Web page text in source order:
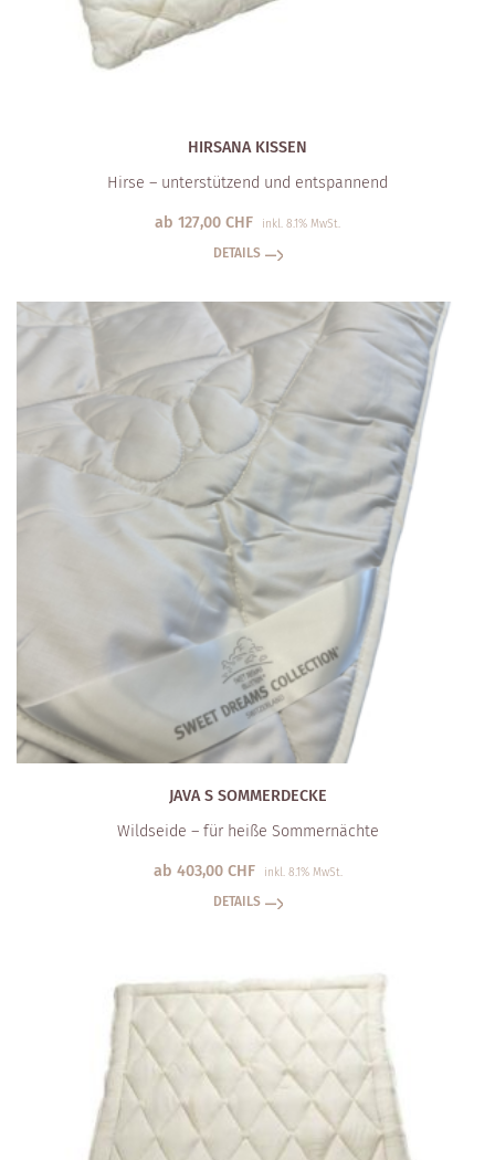
HIRSANA KISSEN
Hirse – unterstützend und entspannend
ab 127,00 CHF inkl. 8.1% MwSt.
DETAILS
JAVA S SOMMERDECKE
Wildseide – für heiße Sommernächte
ab 403,00 CHF inkl. 8.1% MwSt.
DETAILS